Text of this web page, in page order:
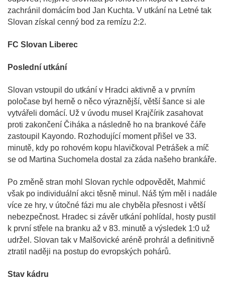
zachránil domácím bod Jan Kuchta. V utkání na Letné tak
Slovan získal cenný bod za remízu 2:2.
FC Slovan Liberec
Poslední utkání
Slovan vstoupil do utkání v Hradci aktivně a v prvním
poločase byl herně o něco výraznější, větší šance si ale
vytvářeli domácí. Už v úvodu musel Krajčírik zasahovat
proti zakončení Čiháka a následně ho na brankové čáře
zastoupil Kayondo. Rozhodující moment přišel ve 33.
minutě, kdy po rohovém kopu hlavičkoval Petrášek a míč
se od Martina Suchomela dostal za záda našeho brankáře.
Po změně stran mohl Slovan rychle odpovědět, Mahmić
však po individuální akci těsně minul. Náš tým měl i nadále
více ze hry, v útočné fázi mu ale chyběla přesnost i větší
nebezpečnost. Hradec si závěr utkání pohlídal, hosty pustil
k první střele na branku až v 83. minutě a výsledek 1:0 už
udržel. Slovan tak v Malšovické aréně prohrál a definitivně
ztratil naději na postup do evropských pohárů.
Stav kádru